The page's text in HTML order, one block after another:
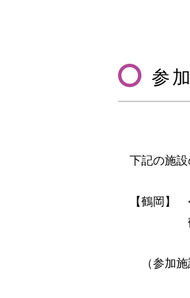
参
下記の施設
【鶴岡】
鶴岡協
（参加施